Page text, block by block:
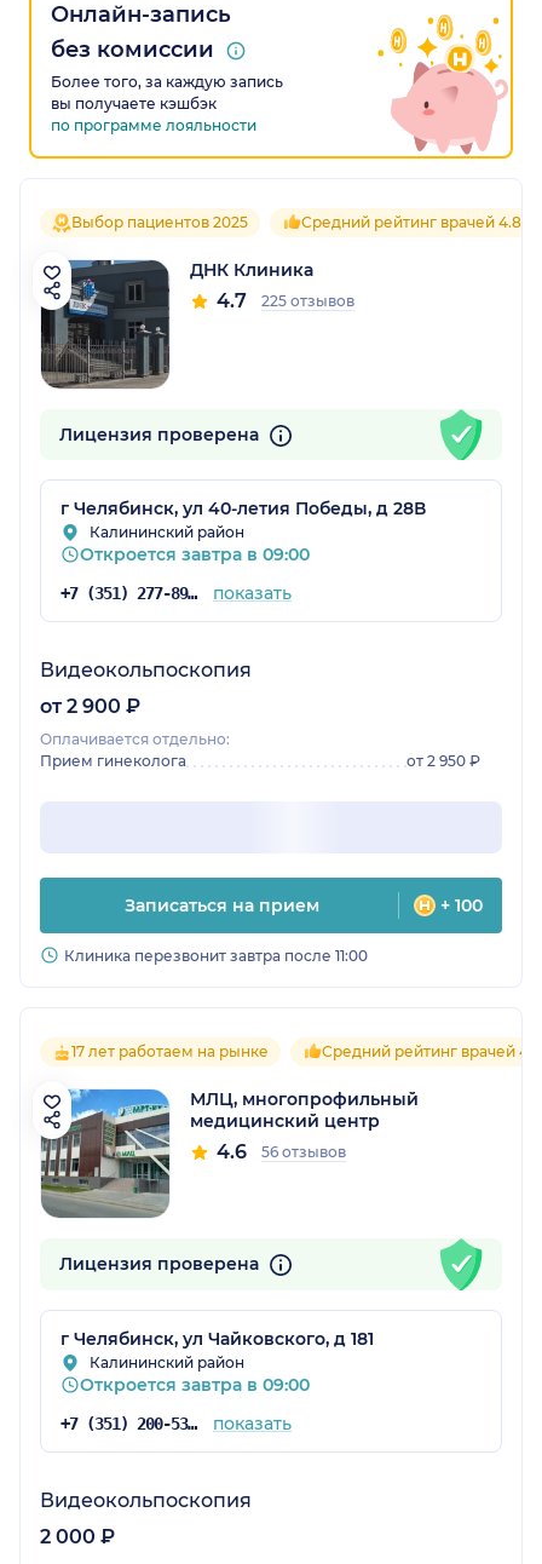
Онлайн-запись
без комиссии
Более того, за каждую запись
вы получаете кэшбэк
по программе лояльности
Выбор пациентов 2025 Средний рейтинг врачей 4.8
ДНК Клиника
4.7 225 отзывов
Лицензия проверена
г Челябинск, ул 40-летия Победы, д 28В
Калининский район
Откроется завтра в 09:00
+7 (351) 277-89-46 показать
Видеокольпоскопия
от 2 900 ₽
Оплачивается отдельно:
Прием гинеколога
от 2 950 ₽
Записаться на прием + 100
Клиника перезвонит завтра после 11:00
17 лет работаем на рынке Средний рейтинг врачей 4.6
МЛЦ, многопрофильный
медицинский центр
4.6 56 отзывов
Лицензия проверена
г Челябинск, ул Чайковского, д 181
Калининский район
Откроется завтра в 09:00
+7 (351) 200-53-67 показать
Видеокольпоскопия
2 000 ₽